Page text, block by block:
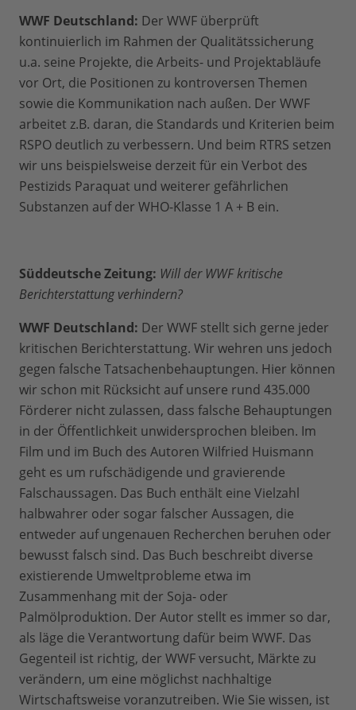
WWF Deutschland: Der WWF überprüft
kontinuierlich im Rahmen der Qualitätssicherung
u.a. seine Projekte, die Arbeits- und Projektabläufe
vor Ort, die Positionen zu kontroversen Themen
sowie die Kommunikation nach außen. Der WWF
arbeitet z.B. daran, die Standards und Kriterien beim
RSPO deutlich zu verbessern. Und beim RTRS setzen
wir uns beispielsweise derzeit für ein Verbot des
Pestizids Paraquat und weiterer gefährlichen
Substanzen auf der WHO-Klasse 1 A + B ein.
Süddeutsche Zeitung: Will der WWF kritische
Berichterstattung verhindern?
WWF Deutschland: Der WWF stellt sich gerne jeder
kritischen Berichterstattung. Wir wehren uns jedoch
gegen falsche Tatsachenbehauptungen. Hier können
wir schon mit Rücksicht auf unsere rund 435.000
Förderer nicht zulassen, dass falsche Behauptungen
in der Öffentlichkeit unwidersprochen bleiben. Im
Film und im Buch des Autoren Wilfried Huismann
geht es um rufschädigende und gravierende
Falschaussagen. Das Buch enthält eine Vielzahl
halbwahrer oder sogar falscher Aussagen, die
entweder auf ungenauen Recherchen beruhen oder
bewusst falsch sind. Das Buch beschreibt diverse
existierende Umweltprobleme etwa im
Zusammenhang mit der Soja- oder
Palmölproduktion. Der Autor stellt es immer so dar,
als läge die Verantwortung dafür beim WWF. Das
Gegenteil ist richtig, der WWF versucht, Märkte zu
verändern, um eine möglichst nachhaltige
Wirtschaftsweise voranzutreiben. Wie Sie wissen, ist